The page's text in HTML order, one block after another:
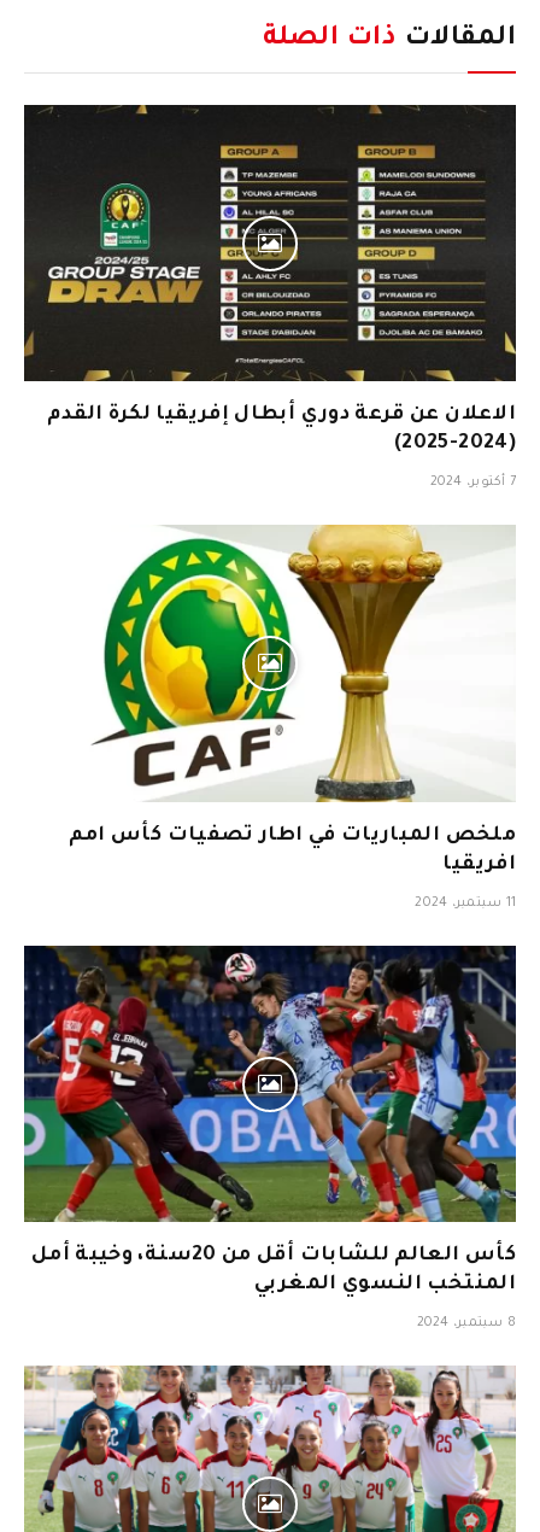
المقالات ذات الصلة
الاعلان عن قرعة دوري أبطال إفريقيا لكرة القدم
(2024-2025)
7 أكتوبر، 2024
ملخص المباريات في اطار تصفيات كأس امم
افريقيا
11 سبتمبر، 2024
كأس العالم للشابات أقل من 20سنة، وخيبة أمل
المنتخب النسوي المغربي
8 سبتمبر، 2024